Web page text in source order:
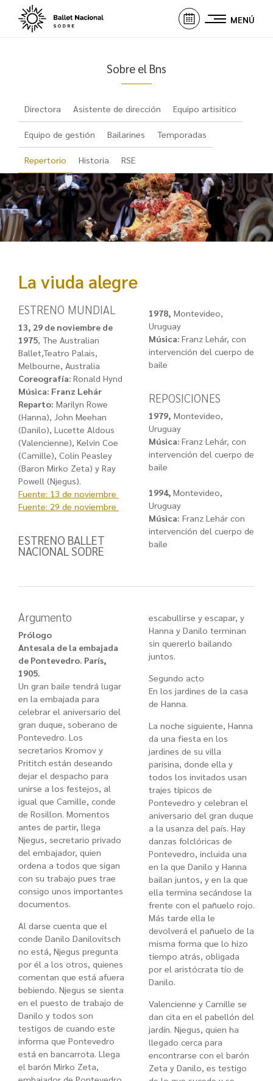
MENÚ
Sobre el Bns
Directora Asistente de dirección Equipo artisitico
Equipo de gestión Bailarines Temporadas
Repertorio Historia RSE
La viuda alegre
ESTRENO MUNDIAL
13, 29 de noviembre de
1975, The Australian
Ballet,Teatro Palais,
Melbourne, Australia
Coreografía: Ronald Hynd
Música: Franz Lehár
Reparto: Marilyn Rowe
(Hanna), John Meehan
(Danilo), Lucette Aldous
(Valencienne), Kelvin Coe
(Camille), Colin Peasley
(Baron Mirko Zeta) y Ray
Powell (Njegus).
Fuente: 13 de noviembre
Fuente: 29 de noviembre
ESTRENO BALLET
NACIONAL SODRE
1978, Montevideo,
Uruguay
Música: Franz Lehár, con
intervención del cuerpo de
baile
REPOSICIONES
1979, Montevideo,
Uruguay
Música: Franz Lehár, con
intervención del cuerpo de
baile
1994, Montevideo,
Uruguay
Música: Franz Lehár con
intervención del cuerpo de
baile
Argumento
Prólogo
Antesala de la embajada
de Pontevedro. París,
1905.
Un gran baile tendrá lugar
en la embajada para
celebrar el aniversario del
gran duque, soberano de
Pontevedro. Los
secretarios Kromov y
Prititch están deseando
dejar el despacho para
unirse a los festejos, al
igual que Camille, conde
de Rosillon. Momentos
antes de partir, llega
Njegus, secretario privado
del embajador, quien
ordena a todos que sigan
con su trabajo pues trae
consigo unos importantes
documentos.
Al darse cuenta que el
conde Danilo Danilovitsch
no está, Njegus pregunta
por él a los otros, quienes
comentan que está afuera
bebiendo. Njegus se sienta
en el puesto de trabajo de
Danilo y todos son
testigos de cuando este
informa que Pontevedro
está en bancarrota. Llega
el barón Mirko Zeta,
escabullirse y escapar, y
Hanna y Danilo terminan
sin quererlo bailando
juntos.
Segundo acto
En los jardines de la casa
de Hanna.
La noche siguiente, Hanna
da una fiesta en los
jardines de su villa
parisina, donde ella y
todos los invitados usan
trajes típicos de
Pontevedro y celebran el
aniversario del gran duque
a la usanza del país. Hay
danzas folclóricas de
Pontevedro, incluida una
en la que Danilo y Hanna
bailan juntos, y en la que
ella termina secándose la
frente con el pañuelo rojo.
Más tarde ella le
devolverá el pañuelo de la
misma forma que lo hizo
tiempo atrás, obligada
por el aristócrata tío de
Danilo.
Valencienne y Camille se
dan cita en el pabellón del
jardín. Njegus, quien ha
llegado cerca para
encontrarse con el barón
Zeta y Danilo, es testigo